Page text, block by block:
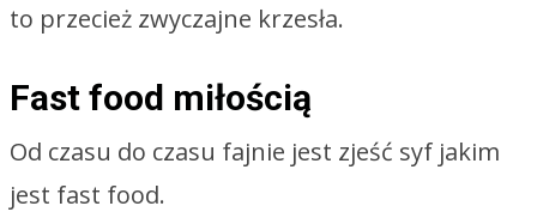
to przecież zwyczajne krzesła.
Fast food miłością
Od czasu do czasu fajnie jest zjeść syf jakim
jest fast food.